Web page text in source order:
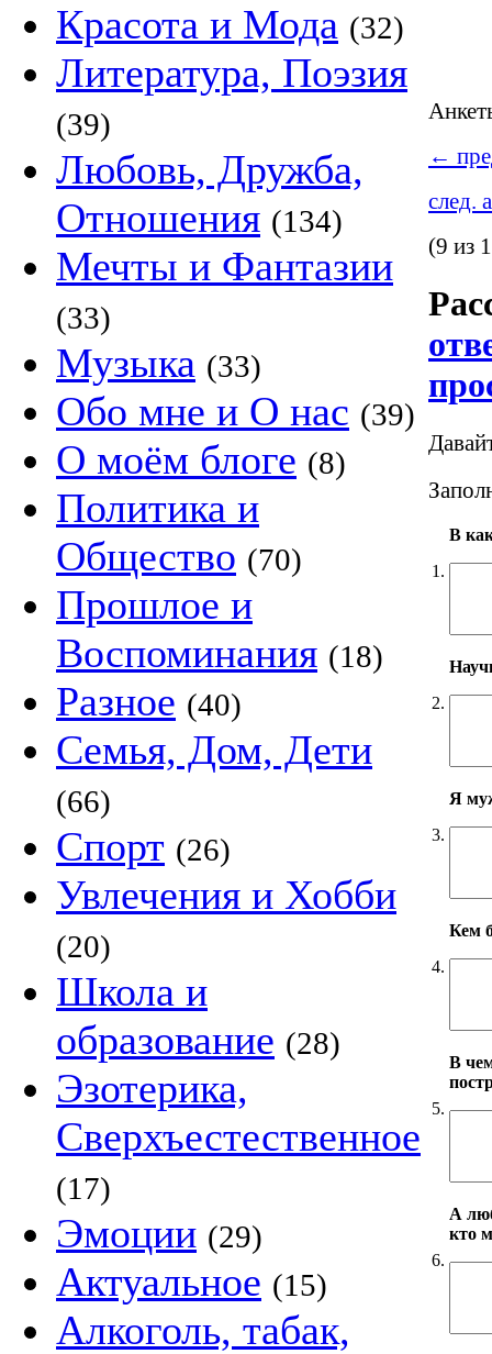
Красота и Мода (32)
Литература, Поэзия
(39)
Любовь, Дружба,
Отношения (134)
Мечты и Фантазии
(33)
Музыка (33)
Обо мне и О нас (39)
О моём блоге (8)
Политика и
Общество (70)
Прошлое и
Воспоминания (18)
Разное (40)
Семья, Дом, Дети
(66)
Спорт (26)
Увлечения и Хобби
(20)
Школа и
образование (28)
Эзотерика,
Сверхъестественное
(17)
Эмоции (29)
Актуальное (15)
Алкоголь, табак,
←
след.
(9 из
1.
В
2.
3.
Я
4.
Кем
5.
В
6.
А
кто